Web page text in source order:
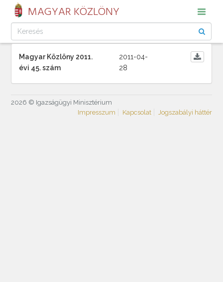
MAGYAR KÖZLÖNY
Magyar Közlöny 2011.
évi 45. szám
2011-04-
28
2026 © Igazságügyi Minisztérium
Impresszum
Kapcsolat Jogszabályi háttér